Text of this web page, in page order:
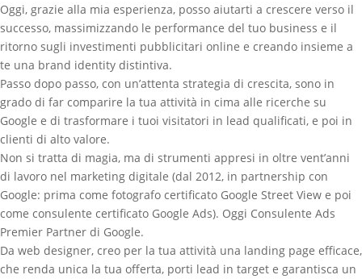
Oggi, grazie alla mia esperienza, posso aiutarti a crescere verso il
successo, massimizzando le performance del tuo business e il
ritorno sugli investimenti pubblicitari online e creando insieme a
te una brand identity distintiva.
Passo dopo passo, con un’attenta strategia di crescita, sono in
grado di far comparire la tua attività in cima alle ricerche su
Google e di trasformare i tuoi visitatori in lead qualificati, e poi in
clienti di alto valore.
Non si tratta di magia, ma di strumenti appresi in oltre vent’anni
di lavoro nel marketing digitale (dal 2012, in partnership con
Google: prima come fotografo certificato Google Street View e poi
come consulente certificato Google Ads). Oggi Consulente Ads
Premier Partner di Google.
Da web designer, creo per la tua attività una landing page efficace,
che renda unica la tua offerta, porti lead in target e garantisca un